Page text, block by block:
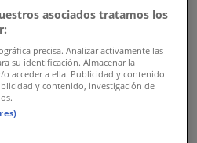
asociados tratamos los
precisa. Analizar activamente las
su identificación. Almacenar la
acceder a ella. Publicidad y contenido
y contenido, investigación de